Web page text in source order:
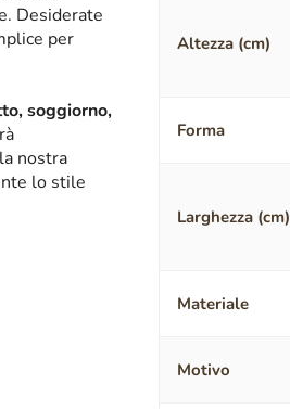
Desiderate
per
soggiorno,
nostra
lo stile
Altezza (cm)
Forma
Larghezza (cm)
Materiale
Motivo